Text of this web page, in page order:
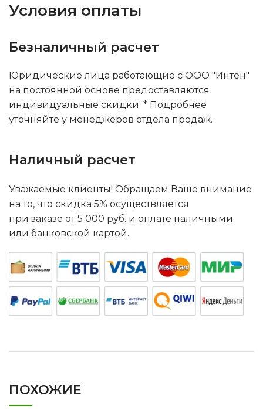
Условия оплаты
Безналичный расчет
Юридические лица работающие с ООО "Интен"
на постоянной основе предоставляются
индивидуальные скидки. * Подробнее
уточняйте у менеджеров отдела продаж.
Наличный расчет
Уважаемые клиенты! Обращаем Ваше внимание
на то, что скидка 5% осуществляется
при заказе от 5 000 руб. и оплате наличными
или банковской картой.
ПОХОЖИЕ